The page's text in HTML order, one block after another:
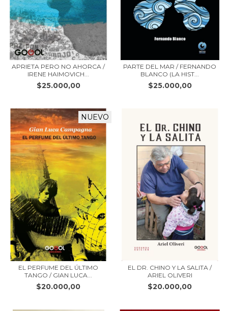
APRIETA PERO NO AHORCA /
IRENE HAIMOVICH...
$25.000,00
PARTE DEL MAR / FERNANDO
BLANCO (LA HIST...
$25.000,00
NUEVO
EL PERFUME DEL ÚLTIMO
TANGO / GIAN LUCA...
$20.000,00
EL DR. CHINO Y LA SALITA /
ARIEL OLIVERI
$20.000,00